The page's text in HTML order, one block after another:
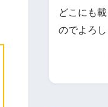
どこにも
のでよろし